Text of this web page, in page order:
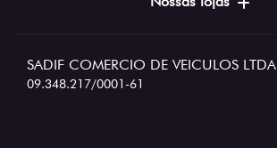
SADIF COMERCIO DE VEICULOS LTDA
09.348.217/0001-61